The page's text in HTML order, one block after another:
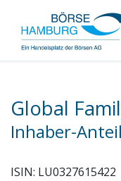
Global
Inhaber-
ISIN: LU0327615422